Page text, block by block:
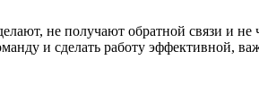
не получают обратной связи и не
и сделать работу эффективной,